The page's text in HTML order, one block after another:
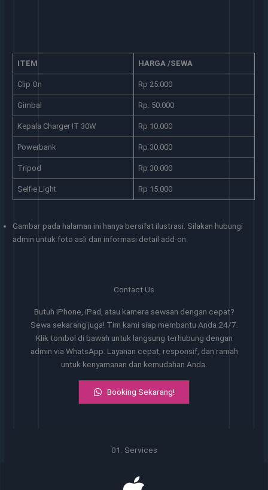
ITEM HARGA /SEWA
Clip On Rp 25.000
Gimbal Rp. 50.000
Kepala Charger IT 30W Rp 10.000
Powerbank Rp 30.000
Tripod Rp 30.000
Selfie Light Rp 15.000
Gambar pada halaman ini hanya bersifat ilustrasi. Silakan hubungi
admin untuk foto asli dan informasi detail add-on.
Contact Us
Butuh iPhone, iPad, atau kamera sewaan dengan cepat?
Sewa sekarang juga! Tim kami siap membantu Anda 24/7.
Klik tombol di bawah untuk langsung terhubung dengan
admin via WhatsApp. Layanan cepat, responsif, dan ramah
untuk kenyamanan dan kemudahan Anda.
Booking Sekarang!
01. Services